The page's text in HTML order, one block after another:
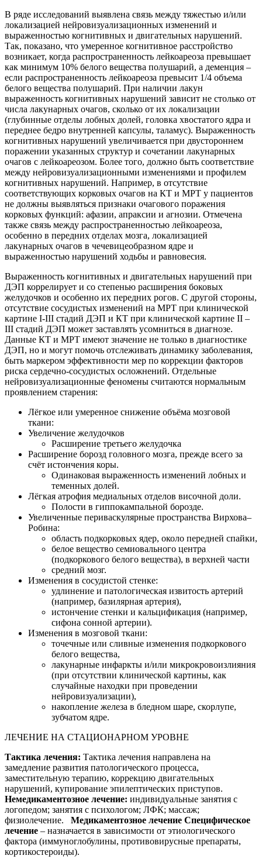
В ряде исследований выявлена связь между тяжестью и/или
локализацией нейровизуализационных изменений и
выраженностью когнитивных и двигательных нарушений.
Так, показано, что умеренное когнитивное расстройство
возникает, когда распространенность лейкоареоза превышает
как минимум 10% белого вещества полушарий, а деменция –
если распространенность лейкоареоза превысит 1/4 объема
белого вещества полушарий. При наличии лакун
выраженность когнитивных нарушений зависит не столько от
числа лакунарных очагов, сколько от их локализации
(глубинные отделы лобных долей, головка хвостатого ядра и
переднее бедро внутренней капсулы, таламус). Выраженность
когнитивных нарушений увеличивается при двустороннем
поражении указанных структур и сочетании лакунарных
очагов с лейкоареозом. Более того, должно быть соответствие
между нейровизуализационными изменениями и профилем
когнитивных нарушений. Например, в отсутствие
соответствующих корковых очагов на КТ и МРТ у пациентов
не должны выявляться признаки очагового поражения
корковых функций: афазии, апраксии и агнозии. Отмечена
также связь между распространенностью лейкоареоза,
особенно в передних отделах мозга, локализацией
лакунарных очагов в чечевицеобразном ядре и
выраженностью нарушений ходьбы и равновесия.
Выраженность когнитивных и двигательных нарушений при
ДЭП коррелирует и со степенью расширения боковых
желудочков и особенно их передних рогов. С другой стороны,
отсутствие сосудистых изменений на МРТ при клинической
картине I-III стадий ДЭП и КТ при клинической картине II –
III стадий ДЭП может заставлять усомниться в диагнозе.
Данные КТ и МРТ имеют значение не только в диагностике
ДЭП, но и могут помочь отслеживать динамику заболевания,
быть маркером эффективности мер по коррекции факторов
риска сердечно-сосудистых осложнений. Отдельные
нейровизуализационные феномены считаются нормальным
проявлением старения:
Лёгкое или умеренное снижение объёма мозговой
ткани:
Увеличение желудочков
Расширение третьего желудочка
Расширение борозд головного мозга, прежде всего за
счёт истончения коры.
Одинаковая выраженность изменений лобных и
теменных долей.
Лёгкая атрофия медиальных отделов височной доли.
Полости в гиппокампальной борозде.
Увеличенные периваскулярные пространства Вирхова–
Робина:
область подкорковых ядер, около передней спайки,
белое вещество семиовального центра
(подкоркового белого вещества), в верхней части
средний мозг.
Изменения в сосудистой стенке:
удлинение и патологическая извитость артерий
(например, базилярная артерия),
истончение стенки и кальцификация (например,
сифона сонной артерии).
Изменения в мозговой ткани:
точечные или сливные изменения подкоркового
белого вещества,
лакунарные инфаркты и/или микрокровоизлияния
(при отсутствии клинической картины, как
случайные находки при проведении
нейровизуализации),
накопление железа в бледном шаре, скорлупе,
зубчатом ядре.
ЛЕЧЕНИЕ НА СТАЦИОНАРНОМ УРОВНЕ
Тактика лечения: Тактика лечения направлена на
замедление развития патологического процесса,
заместительную терапию, коррекцию двигательных
нарушений, купирование эпилептических приступов.
Немедикаментозное лечение: индивидуальные занятия с
логопедом; занятия с психологом; ЛФК; массаж;
физиолечение. Медикаментозное лечение Специфическое
лечение – назначается в зависимости от этиологического
фактора (иммуноглобулины, противовирусные препараты,
кортикостероиды).